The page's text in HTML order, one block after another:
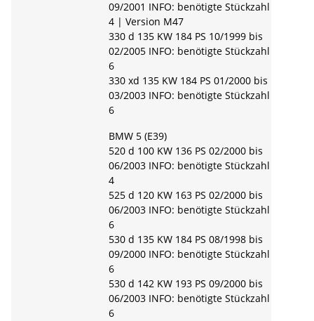
09/2001 INFO: benötigte Stückzahl
4 | Version M47
330 d 135 KW 184 PS 10/1999 bis
02/2005 INFO: benötigte Stückzahl
6
330 xd 135 KW 184 PS 01/2000 bis
03/2003 INFO: benötigte Stückzahl
6
BMW 5 (E39)
520 d 100 KW 136 PS 02/2000 bis
06/2003 INFO: benötigte Stückzahl
4
525 d 120 KW 163 PS 02/2000 bis
06/2003 INFO: benötigte Stückzahl
6
530 d 135 KW 184 PS 08/1998 bis
09/2000 INFO: benötigte Stückzahl
6
530 d 142 KW 193 PS 09/2000 bis
06/2003 INFO: benötigte Stückzahl
6